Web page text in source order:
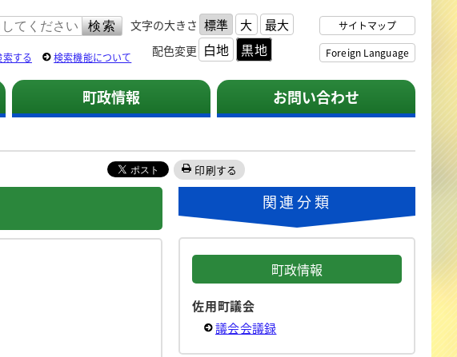
文字の大きさ 標準 大 最大
配色変更 白地 黒地
サイトマップ
Foreign Language
する 検索機能について
町政情報 お問い合わせ
印刷する
関連分類
町政情報
佐用町議会
議会会議録